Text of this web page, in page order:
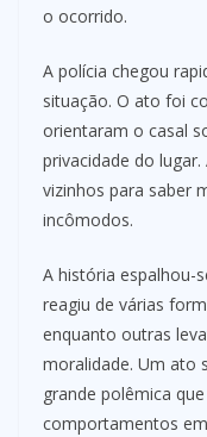
o ocorrido.
A polícia chegou
situação. O ato foi
orientaram o casal
privacidade do
vizinhos para saber
incômodos.
A história espalhou-
reagiu de várias
enquanto outras
moralidade. Um ato
grande polêmica
comportamentos